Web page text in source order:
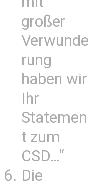
großer
Verwunde
rung
haben wir
Ihr
Statemen
t zum
CSD…“
Die